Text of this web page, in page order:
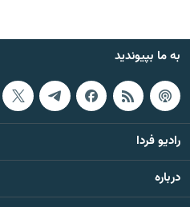
به ما بپیوندید
رادیو فردا
درباره